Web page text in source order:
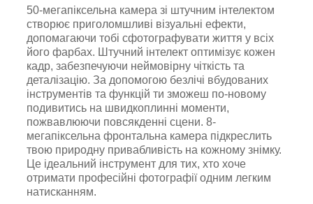
50-мегапіксельна камера зі штучним інтелектом
створює приголомшливі візуальні ефекти,
допомагаючи тобі сфотографувати життя у всіх
його фарбах. Штучний інтелект оптимізує кожен
кадр, забезпечуючи неймовірну чіткість та
деталізацію. За допомогою безлічі вбудованих
інструментів та функцій ти зможеш по-новому
подивитись на швидкоплинні моменти,
пожвавлюючи повсякденні сцени. 8-
мегапіксельна фронтальна камера підкреслить
твою природну привабливість на кожному знімку.
Це ідеальний інструмент для тих, хто хоче
отримати професійні фотографії одним легким
натисканням.